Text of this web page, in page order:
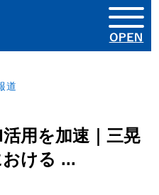
道
用を加速｜三晃
ける ...